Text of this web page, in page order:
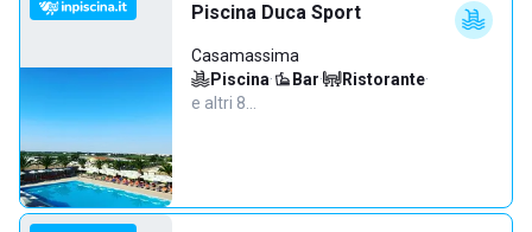
Piscina Duca Sport
Casamassima
Piscina· Bar· Ristorante·
e altri 8…